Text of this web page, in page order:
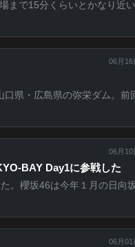
まで15分くらいとかなり近
06月16
県・広島県の弥栄ダム。前
06月10
BAY Day1に参戦した
。櫻坂46は今年１月の日向
06月01